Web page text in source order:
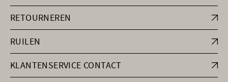
RETOURNEREN
RUILEN
KLANTENSERVICE CONTACT